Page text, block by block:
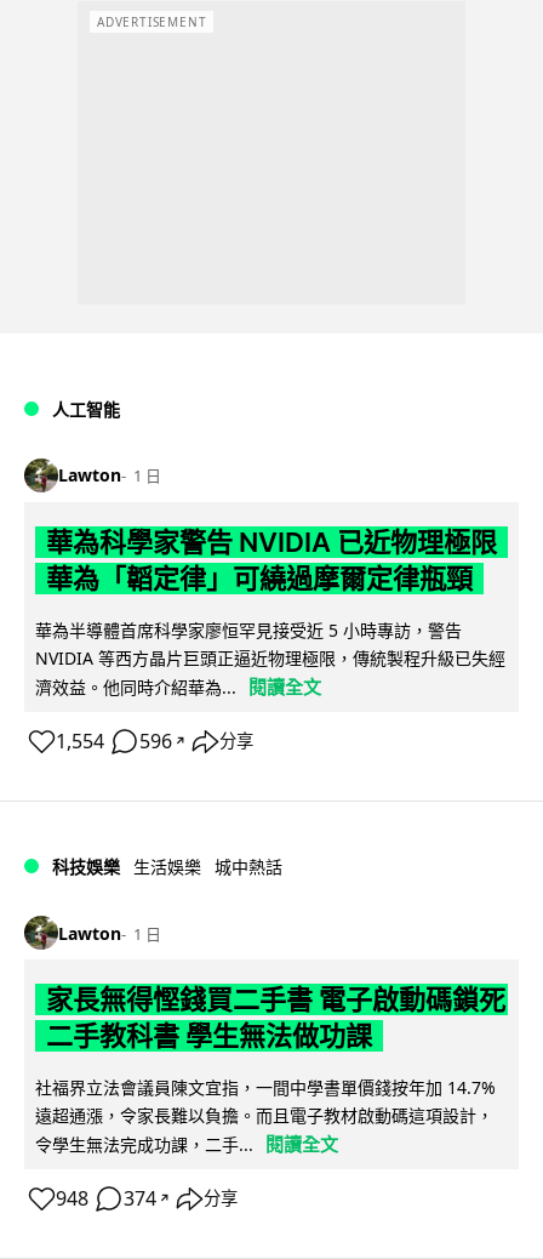
ADVERTISEMENT
人工智能
Lawton 1 日
華為科學家警告 NVIDIA 已近物理極限
華為「韜定律」可繞過摩爾定律瓶頸
華為半導體首席科學家廖恒罕見接受近 5 小時專訪，警告
NVIDIA 等西方晶片巨頭正逼近物理極限，傳統製程升級已失經
濟效益。他同時介紹華為...
閱讀全文
1,554 596 ↗ 分享
科技娛樂 生活娛樂 城中熱話
Lawton 1 日
家長無得慳錢買二手書 電子啟動碼鎖死
二手教科書 學生無法做功課
社福界立法會議員陳文宜指，一間中學書單價錢按年加 14.7%
遠超通漲，令家長難以負擔。而且電子教材啟動碼這項設計，
令學生無法完成功課，二手...
閱讀全文
948 374 ↗ 分享